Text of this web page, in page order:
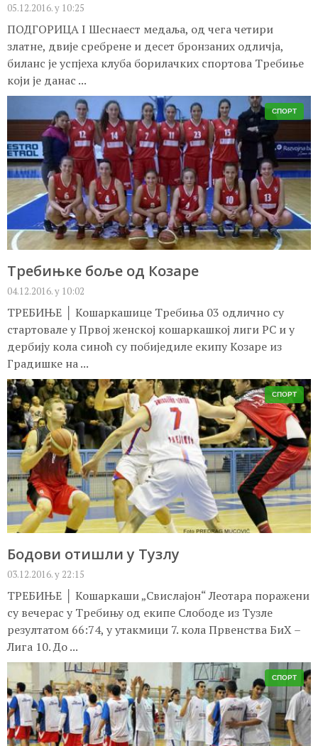
05.12.2016. у 10:25
ПОДГОРИЦА I Шеснаест медаља, од чега четири
златне, двије сребрене и десет бронзаних одличја,
биланс је успјеха клуба борилачких спортова Требиње
који је данас ...
СПОРТ
Требињке боље од Козаре
04.12.2016. у 10:02
ТРЕБИЊЕ │ Кошаркашице Требиња 03 одлично су
стартовале у Првој женској кошаркашкој лиги РС и у
дербију кола синоћ су побиједиле екипу Козаре из
Градишке на ...
СПОРТ
Бодови отишли у Тузлу
03.12.2016. у 22:15
ТРЕБИЊЕ │ Кошаркаши „Свислајон“ Леотара поражени
су вечерас у Требињу од екипе Слободе из Тузле
резултатом 66:74, у утакмици 7. кола Првенства БиХ –
Лига 10. До ...
СПОРТ